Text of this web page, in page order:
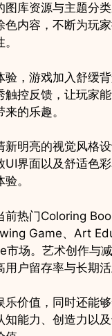
图库资源与主题分
色内容，不断为玩
验，游戏加入舒缓
触控反馈，让玩家
的乐趣。
新明亮的视觉风格
UI界面以及舒适色
。
前热门Coloring
Game、Art
市场。艺术创作与
户留存率与长期活
乐价值，同时还能
知能力、创造力以